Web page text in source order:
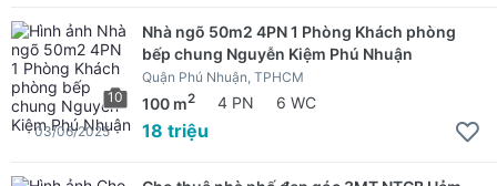
10
Nhà ngõ 50m2 4PN 1 Phòng Khách phòng
bếp chung Nguyễn Kiệm Phú Nhuận
Quận Phú Nhuận, TPHCM
100 m2 4 PN 6 WC
18 triệu
03/06/2025